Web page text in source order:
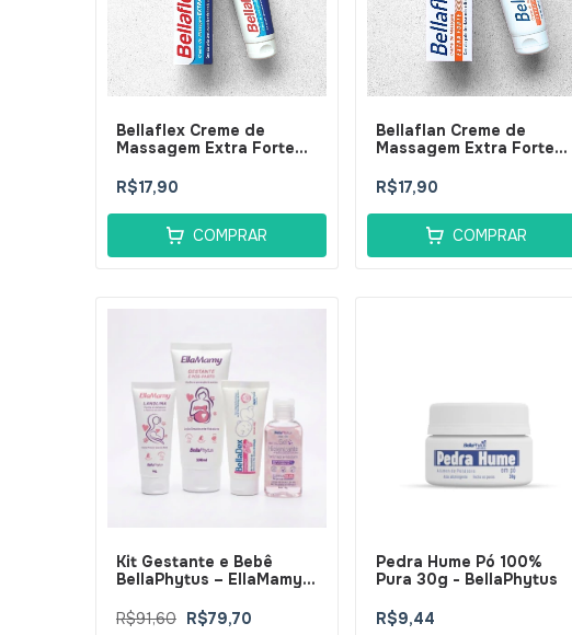
Bellaflex Creme de
Massagem Extra Forte
R$17,90
COMPRAR
Bellaflan Creme de
Massagem Extra Forte
R$17,90
COMPRAR
Kit Gestante e Bebê
BellaPhytus – EllaMamy
Gestante 100ml +
R$91,60 R$79,70
Pedra Hume Pó 100%
Pura 30g - BellaPhytus
R$9,44